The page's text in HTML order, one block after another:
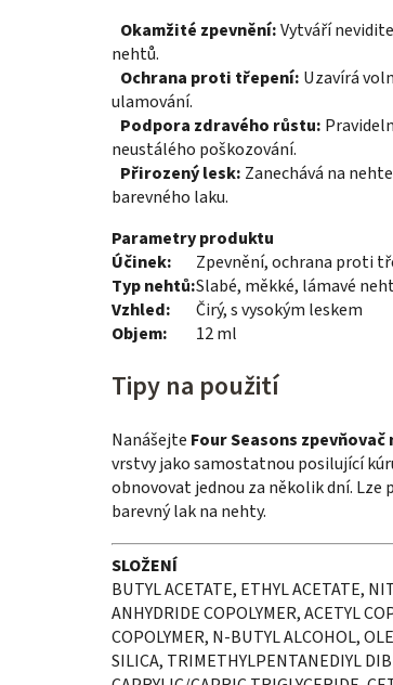
Okamžité zpevnění:Vytváří
nehtů.
Ochrana proti třepení: Uzavírá
ulamování.
Podpora zdravého růstu:
neustálého poškozování.
Přirozený lesk: Zanechává na
barevného laku.
Parametry produktu
Účinek:
Zpevnění, ochrana proti
Typ nehtů:Slabé, měkké, lámavé
Vzhled:
Čirý, s vysokým leskem
Objem:
12 ml
Tipy na použití
Nanášejte Four Seasons zpevňovač
vrstvy jako samostatnou posilující
obnovovat jednou za několik dní.
barevný lak na nehty.
SLOŽENÍ
BUTYL ACETATE, ETHYL ACETATE,
ANHYDRIDE COPOLYMER, ACETYL
COPOLYMER, N-BUTYL ALCOHOL,
SILICA, TRIMETHYLPENTANEDIYL